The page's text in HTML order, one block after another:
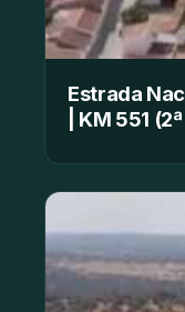
Estrada
| KM 551